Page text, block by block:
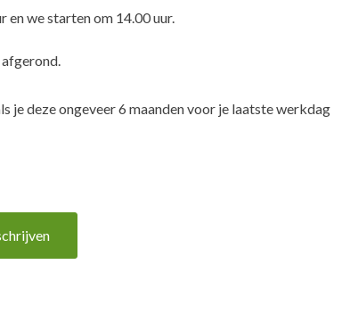
en we starten om 14.00 uur.
je deze ongeveer 6 maanden voor je laatste werkdag